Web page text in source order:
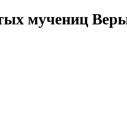
мучениц